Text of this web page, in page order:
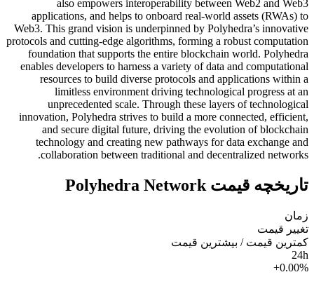
also empowers interoperability between Web2 and Web3
applications, and helps to onboard real-world assets (RWAs) to
Web3. This grand vision is underpinned by Polyhedra’s innovative
protocols and cutting-edge algorithms, forming a robust computation
foundation that supports the entire blockchain world. Polyhedra
enables developers to harness a variety of data and computational
resources to build diverse protocols and applications within a
limitless environment driving technological progress at an
unprecedented scale. Through these layers of technological
innovation, Polyhedra strives to build a more connected, efficient,
and secure digital future, driving the evolution of blockchain
technology and creating new pathways for data exchange and
collaboration between traditional and decentralized networks.
تاریخچه قیمت Polyhedra Network
زمان
تغییر قیمت
کمترین قیمت / بیشترین قیمت
24h
+0.00%